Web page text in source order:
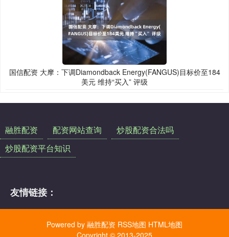
国信配资 大摩：下调Diamondback Energy(FANGUS)目标价至184
美元 维持“买入” 评级
融胜配资 配资网站查询
炒股配资合法吗
炒股配资平台知识
友情链接：
Powered by 融胜配资 RSS地图 HTML地图